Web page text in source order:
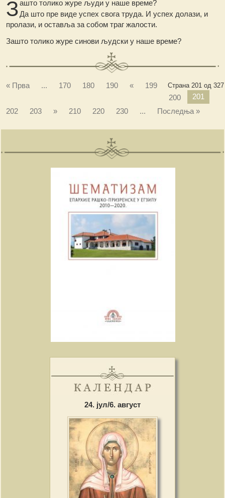
Зашто толико журе људи у наше време?
Да што пре виде успех свога труда. И успех долази, и
пролази, и оставља за собом траг жалости.
Зашто толико журе синови људски у наше време?
Страна 201 од 327
« Прва ... 170 180 190 «
199
200
201
202
203 » 210 220 230 ... Последња »
24. јул/6. август